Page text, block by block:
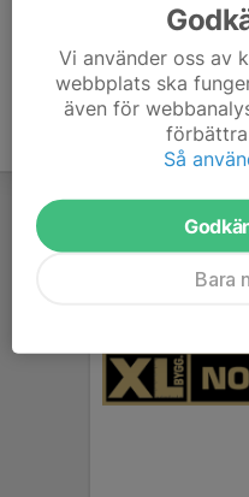
Vi använder oss av
webbplats ska
även för
Så
Bara